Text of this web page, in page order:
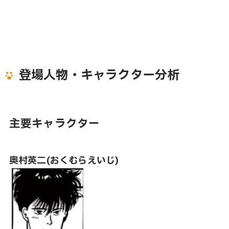
登場人物・キャラクター分析
主要キャラクター
奥村英二(おくむらえいじ)